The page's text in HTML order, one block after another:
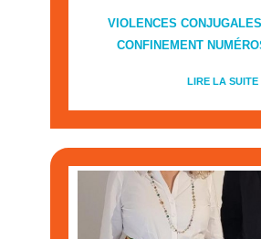
VIOLENCES
CONFINEMENT
LIRE LA SUITE